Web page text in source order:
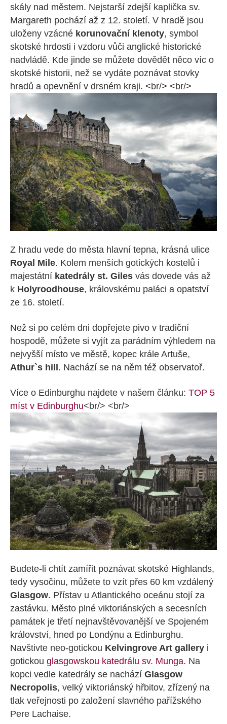
skály nad městem. Nejstarší zdejší kaplička sv.
Margareth pochází až z 12. století. V hradě jsou
uloženy vzácné korunovační klenoty, symbol
skotské hrdosti i vzdoru vůči anglické historické
nadvládě. Kde jinde se můžete dovědět něco víc o
skotské historii, než se vydáte poznávat stovky
hradů a opevnění v drsném kraji. <br/> <br/>
Z hradu vede do města hlavní tepna, krásná ulice
Royal Mile. Kolem menších gotických kostelů i
majestátní katedrály st. Giles vás dovede vás až
k Holyroodhouse, královskému paláci a opatství
ze 16. století.
Než si po celém dni dopřejete pivo v tradiční
hospodě, můžete si vyjít za parádním výhledem na
nejvyšší místo ve městě, kopec krále Artuše,
Athur`s hill. Nachází se na něm též observatoř.
Více o Edinburghu najdete v našem článku: TOP 5
míst v Edinburghu<br/> <br/>
Budete-li chtít zamířit poznávat skotské Highlands,
tedy vysočinu, můžete to vzít přes 60 km vzdálený
Glasgow. Přístav u Atlantického oceánu stojí za
zastávku. Město plné viktoriánských a secesních
památek je třetí nejnavštěvovanější ve Spojeném
království, hned po Londýnu a Edinburghu.
Navštivte neo-gotickou Kelvingrove Art gallery i
gotickou glasgowskou katedrálu sv. Munga. Na
kopci vedle katedrály se nachází Glasgow
Necropolis, velký viktoriánský hřbitov, zřízený na
tlak veřejnosti po založení slavného pařížského
Pere Lachaise.